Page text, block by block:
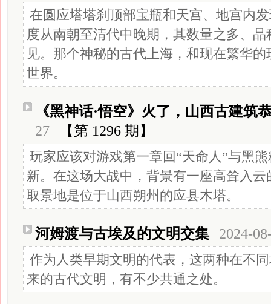
在圆应塔塔刹顶部宝瓶和天宫、地宫内
度从南朝至清代中晚期，其数量之多、
见。那个神秘的古代上海，和现在繁华
世界。
《黑神话·悟空》火了，山西古建筑
27
【第 1296 期】
玩家应该对游戏第一章回“天命人”与黑
新。在这场大战中，背景有一座高耸入
取景地是位于山西朔州的应县木塔。
河姆渡与古埃及的文明交集 2024-
作为人类早期文明的代表，这两种在不
来的古代文明，有不少共通之处。